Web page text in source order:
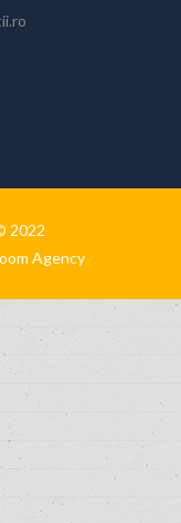
2022
Agency